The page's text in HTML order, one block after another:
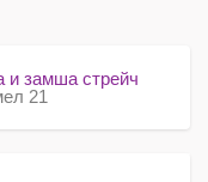
и замша стрейч
21